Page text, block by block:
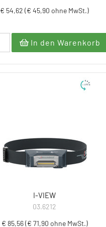
€ 54,62 (€ 45,90 ohne MwSt.)
In den Warenkorb
I-VIEW
03.6212
€ 85,56 (€ 71,90 ohne MwSt.)